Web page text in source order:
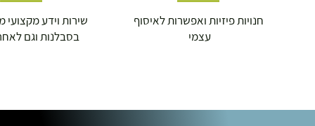
שירות וידע מקצועי
בסבלנות וגם
חנויות פיזיות ואפשרות לאיסוף
עצמי